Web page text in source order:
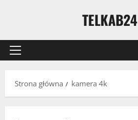
TELKAB24
Strona główna kamera 4k